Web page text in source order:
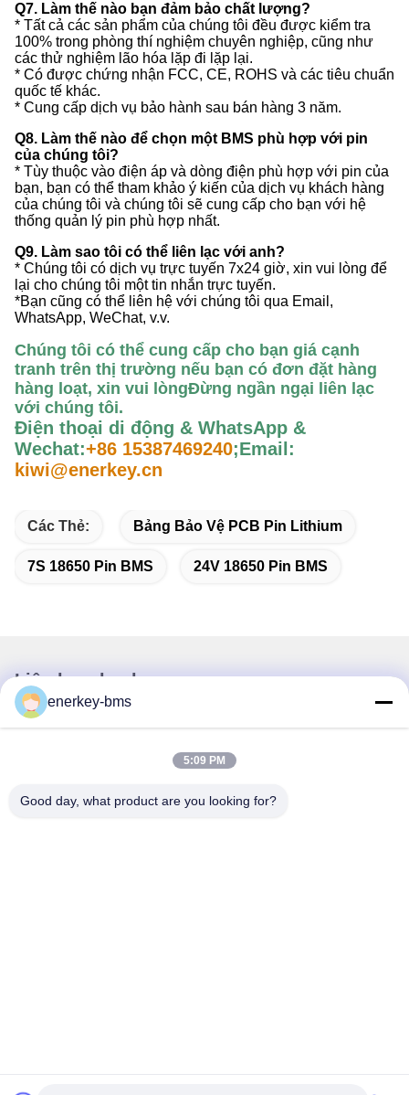
Q7. Làm thế nào bạn đảm bảo chất lượng?
* Tất cả các sản phẩm của chúng tôi đều được kiểm tra
100% trong phòng thí nghiệm chuyên nghiệp, cũng như
các thử nghiệm lão hóa lặp đi lặp lại.
* Có được chứng nhận FCC, CE, ROHS và các tiêu chuẩn
quốc tế khác.
* Cung cấp dịch vụ bảo hành sau bán hàng 3 năm.
Q8. Làm thế nào để chọn một BMS phù hợp với pin
của chúng tôi?
* Tùy thuộc vào điện áp và dòng điện phù hợp với pin của
bạn, bạn có thể tham khảo ý kiến của dịch vụ khách hàng
của chúng tôi và chúng tôi sẽ cung cấp cho bạn với hệ
thống quản lý pin phù hợp nhất.
Q9. Làm sao tôi có thể liên lạc với anh?
* Chúng tôi có dịch vụ trực tuyến 7x24 giờ, xin vui lòng để
lại cho chúng tôi một tin nhắn trực tuyến.
*Bạn cũng có thể liên hệ với chúng tôi qua Email,
WhatsApp, WeChat, v.v.
Chúng tôi có thể cung cấp cho bạn giá cạnh
tranh trên thị trường nếu bạn có đơn đặt hàng
hàng loạt, xin vui lòngĐừng ngần ngại liên lạc
với chúng tôi.
Điện thoại di động & WhatsApp &
Wechat:+86 15387469240;Email:
kiwi@enerkey.cn
Các Thẻ: Bảng Bảo Vệ PCB Pin Lithium
7S 18650 Pin BMS 24V 18650 Pin BMS
Liên lạc nhanh
Địa chỉ
Khu vực A, tầng 9, Tòa nhà G, Khu công nghiệp carbon thấp
Guancheng, Cộng đồng Shangcun, đường Gongming, Quận
enerkey-bms
5:09 PM
Good day, what product are you looking for?